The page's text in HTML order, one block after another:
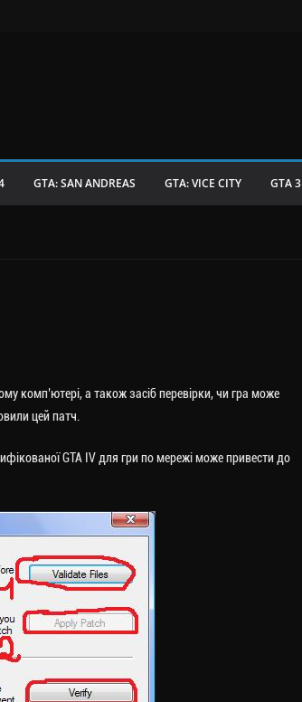
GTA: SAN ANDREAS GTA: VICE CITY GTA 3
комп’ютері, а також засіб перевірки, чи гра може
цей патч.
GTA IV для гри по мережі може привести до